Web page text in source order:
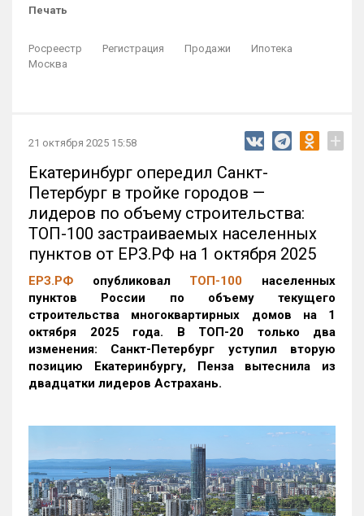
Печать
Росреестр Регистрация Продажи
Ипотека
Москва
21 октября 2025 15:58 +
Екатеринбург опередил Санкт-
Петербург в тройке городов —
лидеров по объему строительства:
ТОП-100 застраиваемых населенных
пунктов от ЕРЗ.РФ на 1 октября 2025
ЕРЗ.РФ опубликовал ТОП-100 населенных
пунктов России по объему текущего
строительства многоквартирных домов на 1
октября 2025 года. В ТОП-20 только два
изменения: Санкт-Петербург уступил вторую
позицию Екатеринбургу, Пенза вытеснила из
двадцатки лидеров Астрахань.